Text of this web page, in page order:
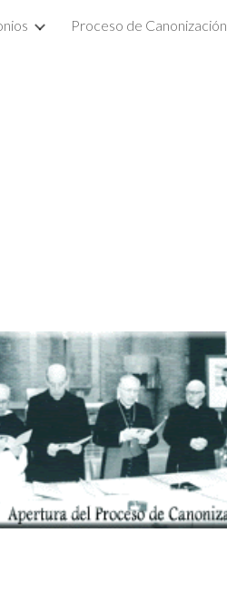
Proceso de Canonización